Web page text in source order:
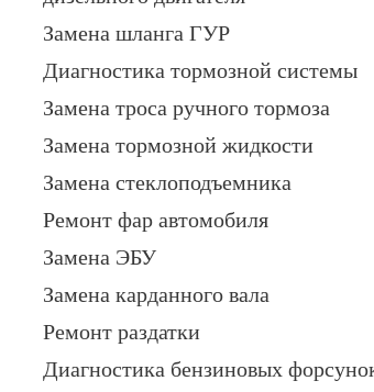
Замена шланга ГУР
Диагностика тормозной системы
Замена троса ручного тормоза
Замена тормозной жидкости
Замена стеклоподъемника
Ремонт фар автомобиля
Замена ЭБУ
Замена карданного вала
Ремонт раздатки
Диагностика бензиновых